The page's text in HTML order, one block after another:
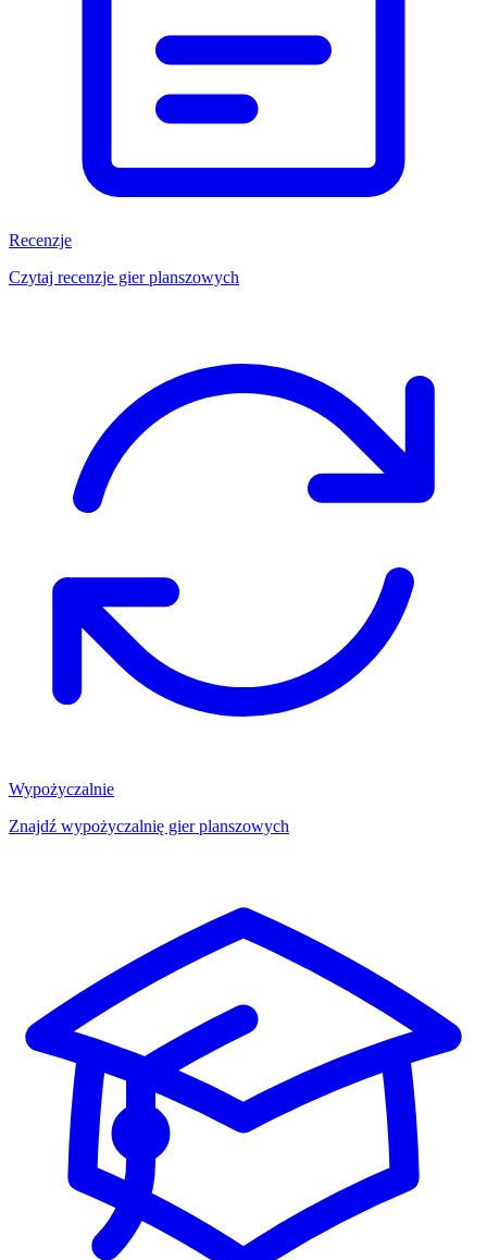
Recenzje
Czytaj recenzje gier planszowych
Wypożyczalnie
Znajdź wypożyczalnię gier planszowych